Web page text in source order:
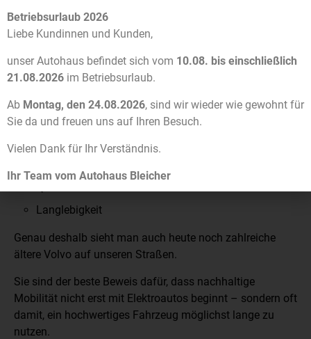
EIN VOLVO IST MEHR ALS
NUR EIN AUTO
Sicherheit
Zuverlässigkeit
Langlebigkeit
Genau deshalb sieht man auch heute noch zahlreiche
ältere Volvo auf unseren Straßen.
Sie sind der beste Beweis dafür, dass nachhaltige
Mobilität nicht erst mit Elektroautos beginnt – sondern oft
damit, ein hochwertiges Fahrzeug möglichst lange zu
nutzen.
Betriebsurlaub 2026
Liebe Kundinnen und Kunden,
unser Autohaus befindet sich vom 10.08. bis einschließlich
21.08.2026 im Betriebsurlaub.
Ab Montag, den 24.08.2026, sind wir wieder wie gewohnt für
Sie da und freuen uns auf Ihren Besuch.
Vielen Dank für Ihr Verständnis.
Ihr Team vom Autohaus Bleicher